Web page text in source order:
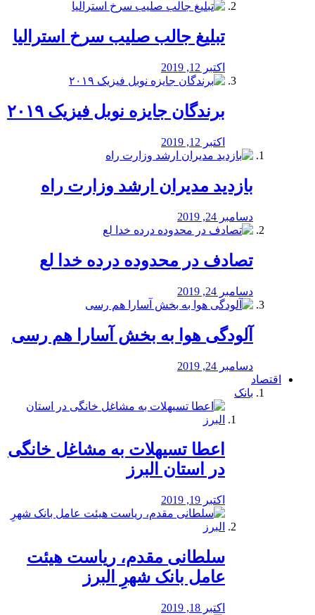
تبلیغ جالب صلیب سرخ استرالیا
اکتبر 12, 2019
برندگان جایزه نوبل فیزیک ۲۰۱۹
اکتبر 12, 2019
بازدید مدیران ارشد وزارت راه
دسامبر 24, 2019
تصادف در محدوده درده خدا لع
دسامبر 24, 2019
آلودگی هوا به بخش آسارا هم رسی
دسامبر 24, 2019
اقتصاد
بانک
️اعطا تسیهلات به مشاغل خانگی
در استان البرز
اکتبر 19, 2019
سلطانی مقدم، ریاست هیئت
عامل بانک شهرِ البرز
اکتبر 18, 2019